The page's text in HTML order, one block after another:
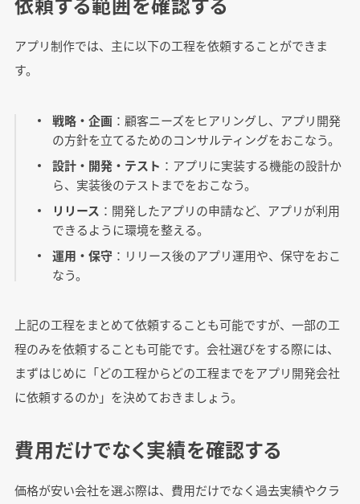
アプリ制作では、主に以下の工程を依頼することができま
す。
戦略・企画 ：顧客ニーズをヒアリングし、アプリ開発
の方針を立てるためのコンサルティングをおこなう。
設計・開発・テスト ：アプリに実装する機能の設計か
ら、実装後のテストまでをおこなう。
リリース ：開発したアプリの申請など、アプリが利用
できるように環境を整える。
運用・保守 ：リリース後のアプリ運用や、保守をおこ
なう。
上記の工程をまとめて依頼することも可能ですが、一部の工
程のみを依頼することも可能です。会社選びをする際には、
まずはじめに「どの工程からどの工程までをアプリ開発会社
に依頼するのか」を決めておきましょう。
費用だけでなく実績を確認する
価格が安い会社を選ぶ際は、費用だけでなく過去実績やクラ